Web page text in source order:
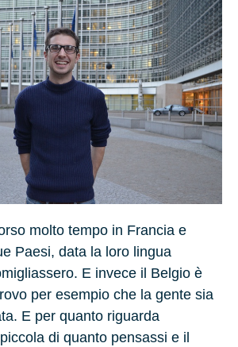
molto tempo in Francia e
Paesi, data la loro lingua
E invece il Belgio è
per esempio che la gente sia
E per quanto riguarda
di quanto pensassi e il